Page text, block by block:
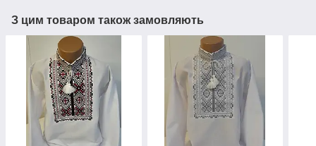
З цим товаром також замовляють